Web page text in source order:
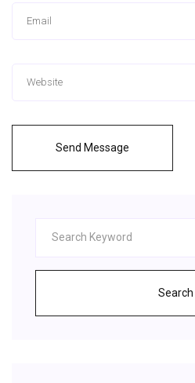
Send Message
Search